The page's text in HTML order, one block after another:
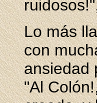
Lo más
con
ansiedad
"Al